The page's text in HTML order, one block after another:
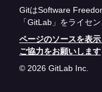
GitはSoftware
「GitLab」をライセ
ページのソースを表示
ご協力をお願いします
© 2026 GitLab Inc.